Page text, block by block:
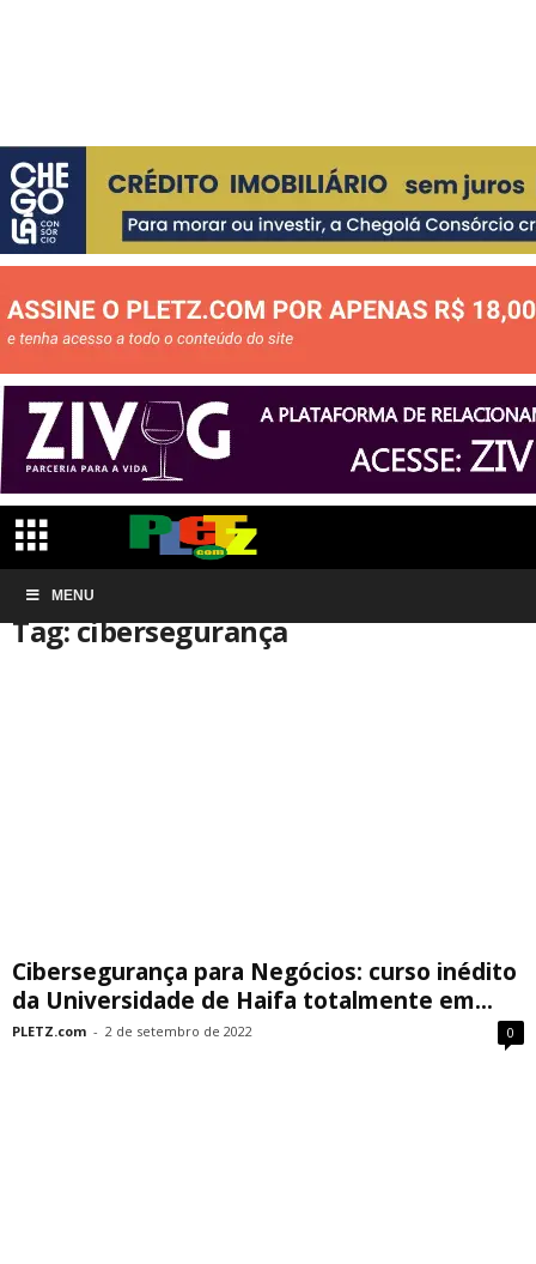
MENU
Início Tags
Tag: cibersegurança
Cibersegurança para Negócios: curso inédito
da Universidade de Haifa totalmente em...
PLETZ.com - 2 de setembro de 2022 0